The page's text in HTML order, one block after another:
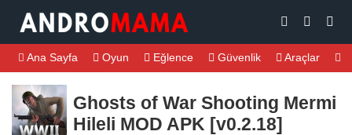
Ana Sayfa Oyun Eğlence Güvenlik Araçlar
Ghosts of War Shooting Mermi
Hileli MOD APK [v0.2.18]